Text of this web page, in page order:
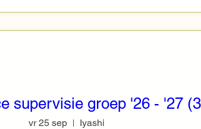
supervisie groep '26 - '27
vr 25 sep Iyashi